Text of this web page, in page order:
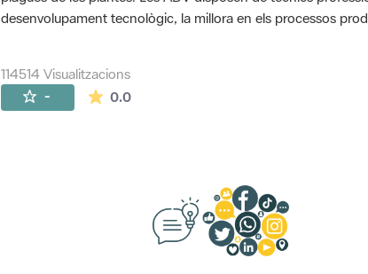
desenvolupament tecnològic, la millora en els processos
114514 Visualitzacions
- 0.0La mitjana de les valoracions és de 0